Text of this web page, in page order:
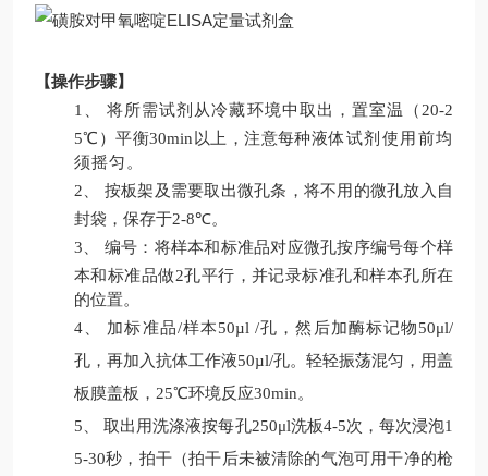
【操作步骤】
1、将所需试剂从冷藏环境中取出，置室温（ 20-2
5℃）平衡30min 以上 ，注意每种液体试剂使用前均
须摇匀。
2、 按板架及需要取出微孔条，将不用的微孔放入自
封袋，保存于2-8℃。
3、 编号：将样本和标准品对应微孔按序编号每个样
本和标准品做2孔平行，并记录标准孔和样本孔所在
的位置。
4、 加标准品/样本50µl /孔 ，然后加酶标记物50μl/
孔 ，再加入抗体工作液50µl/孔。轻轻振荡混匀，用盖
板膜盖板， 25℃环境反应30min。
5、取出用洗涤液按每孔250μl洗板4-5次，每次浸泡1
5-30秒，拍干（拍干后未被清除的气泡可用干净的枪